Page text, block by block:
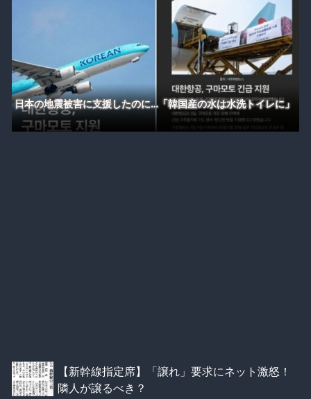
日本の地震被害に支援したのに…「韓国産の水は水洗トイレに」
【新幹線指定席】「譲れ」要求にネット激怒！
隣人が譲るべき？